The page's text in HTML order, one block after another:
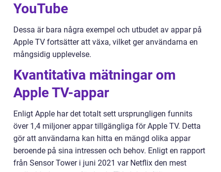
YouTube
Dessa är bara några exempel och utbudet av appar på
Apple TV fortsätter att växa, vilket ger användarna en
mångsidig upplevelse.
Kvantitativa mätningar om
Apple TV-appar
Enligt Apple har det totalt sett ursprungligen funnits
över 1,4 miljoner appar tillgängliga för Apple TV. Detta
gör att användarna kan hitta en mängd olika appar
beroende på sina intressen och behov. Enligt en rapport
från Sensor Tower i juni 2021 var Netflix den mest